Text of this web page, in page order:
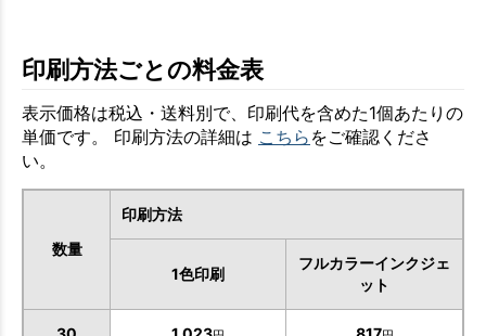
印刷方法ごとの料金表
表示価格は税込・送料別で、印刷代を含めた1個あたりの
単価です。 印刷方法の詳細は こちら をご確認くださ
い。
数量
印刷方法
1色印刷
フルカラーインクジェ
ット